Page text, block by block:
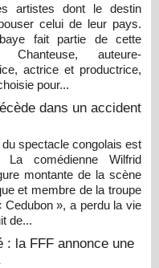
artistes dont le destin
celui de leur pays.
fait partie de cette
Chanteuse, auteure-
actrice et productrice,
pour...
dans un accident
du spectacle congolais est
La comédienne Wilfrid
montante de la scène
et membre de la troupe
Cedubon », a perdu la vie
de...
: la FFF annonce une